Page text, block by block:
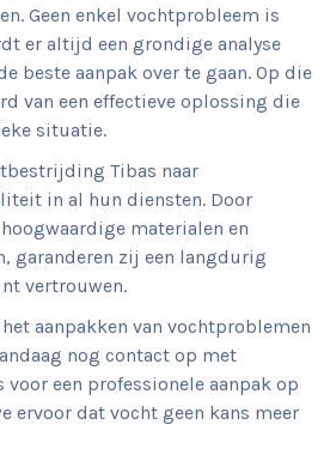
Geen enkel vochtprobleem is
er altijd een grondige analyse
beste aanpak over te gaan. Op die
van een effectieve oplossing die
situatie.
Tibas naar
in al hun diensten. Door
materialen en
garanderen zij een langdurig
vertrouwen.
aanpakken van vochtproblemen
nog contact op met
een professionele aanpak op
ervoor dat vocht geen kans meer